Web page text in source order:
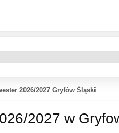
2026/2027 Gryfów Śląski
2027 w